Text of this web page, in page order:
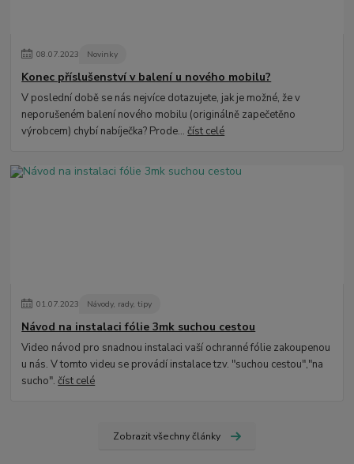
08.07.2023 Novinky
Konec příslušenství v balení u nového mobilu?
V poslední době se nás nejvíce dotazujete, jak je možné, že v
neporušeném balení nového mobilu (originálně zapečetěno
výrobcem) chybí nabíječka? Prode...číst celé
01.07.2023 Návody, rady, tipy
Návod na instalaci fólie 3mk suchou cestou
Video návod pro snadnou instalaci vaší ochranné fólie zakoupenou
u nás. V tomto videu se provádí instalace tzv. "suchou cestou","na
sucho".číst celé
Zobrazit všechny články